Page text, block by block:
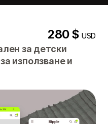
280 $USD
за детски
използване и